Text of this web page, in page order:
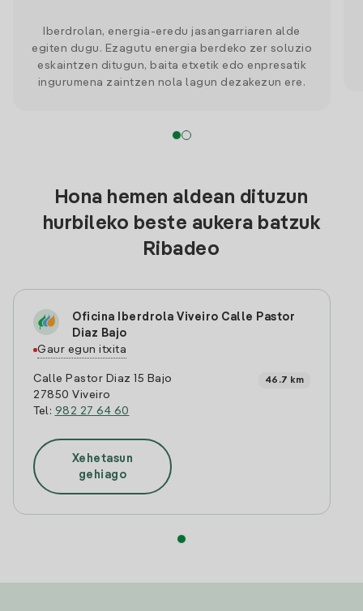
Iberdrolan, energia-eredu jasangarriaren alde
egiten dugu. Ezagutu energia berdeko zer soluzio
eskaintzen ditugun, baita etxetik edo enpresatik
ingurumena zaintzen nola lagun dezakezun ere.
Hona hemen aldean dituzun
hurbileko beste aukera batzuk
Ribadeo
Oficina Iberdrola Viveiro Calle Pastor
Diaz Bajo
Gaur egun itxita
Calle Pastor Diaz 15 Bajo
27850 Viveiro
Tel: 982 27 64 60
46.7 km
Xehetasun
gehiago